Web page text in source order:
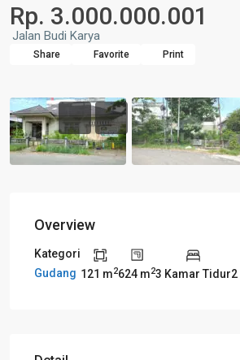
Rp. 3.000.000.001
Jalan Budi Karya
Share Favorite Print
Overview
Kategori
Gudang 121 m2624 m23 Kamar Tidur